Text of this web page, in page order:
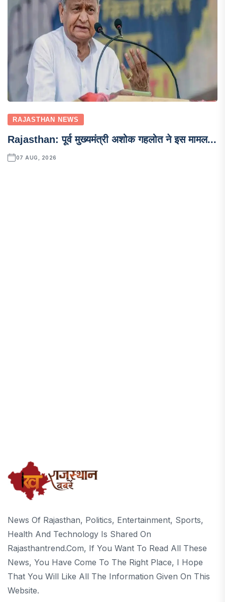
RAJASTHAN NEWS
Rajasthan: पूर्व मुख्यमंत्री अशोक गहलोत ने इस मामल...
07 AUG, 2026
News Of Rajasthan, Politics, Entertainment, Sports,
Health And Technology Is Shared On
Rajasthantrend.com, If You Want To Read All These
News, You Have Come To The Right Place, I Hope
That You Will Like All The Information Given On This
Website.